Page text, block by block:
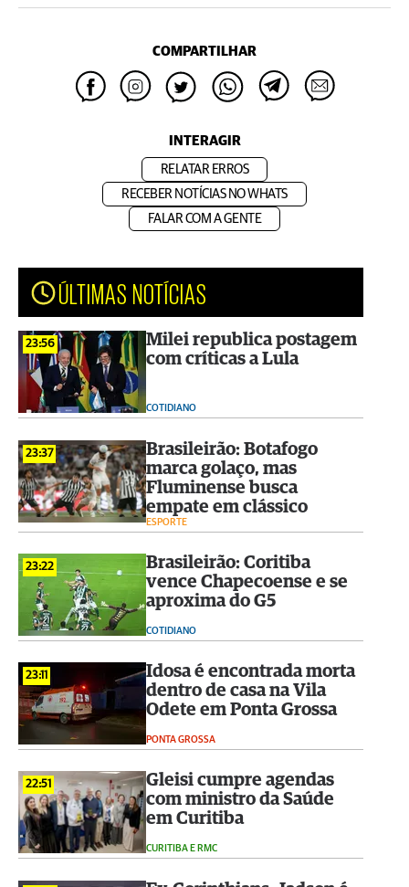
COMPARTILHAR
INTERAGIR
RELATAR ERROS
RECEBER NOTÍCIAS NO WHATS
FALAR COM A GENTE
ÚLTIMAS NOTÍCIAS
23:56
Milei republica postagem
com críticas a Lula
COTIDIANO
23:37
Brasileirão: Botafogo
marca golaço, mas
Fluminense busca
empate em clássico
ESPORTE
23:22
Brasileirão: Coritiba
vence Chapecoense e se
aproxima do G5
COTIDIANO
23:11
Idosa é encontrada morta
dentro de casa na Vila
Odete em Ponta Grossa
PONTA GROSSA
22:51
Gleisi cumpre agendas
com ministro da Saúde
em Curitiba
CURITIBA E RMC